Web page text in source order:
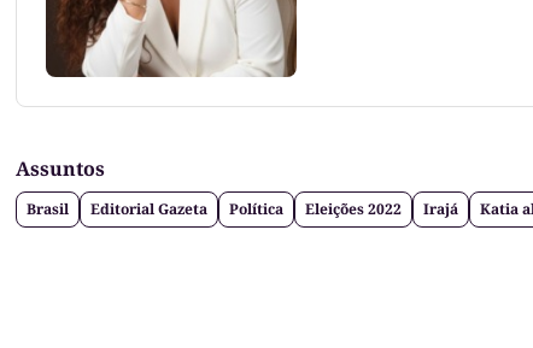
Assuntos
Brasil Editorial Gazeta Política Eleições 2022 Irajá Katia